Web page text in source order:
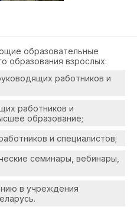
образовательные
образования взрослых:
работников и
работников и
образование;
и специалистов;
семинары, вебинары,
в учреждения